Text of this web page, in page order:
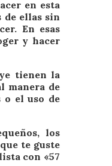
en esta
de ellas sin
En esas
y hacer
tienen la
manera de
o el uso de
los
te guste
con «57